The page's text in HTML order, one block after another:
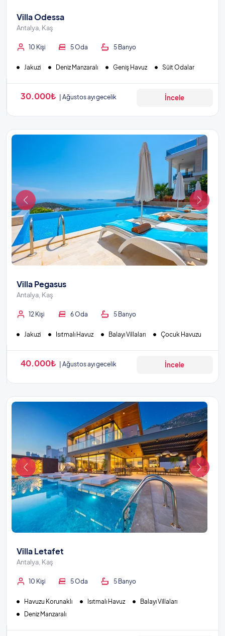
Villa Odessa
Antalya, Kaş
10 Kişi 5 Oda 5 Banyo
Jakuzi Deniz Manzaralı Geniş Havuz Süit Odalar
30.000₺ Ağustos ayı gecelik İncele
Villa Pegasus
Antalya, Kaş
12 Kişi 6 Oda 5 Banyo
Jakuzi Isıtmalı Havuz Balayı Villaları Çocuk Havuzu
40.000₺ Ağustos ayı gecelik İncele
Villa Letafet
Antalya, Kaş
10 Kişi 5 Oda 5 Banyo
Havuzu Korunaklı Isıtmalı Havuz
Balayı Villaları
Deniz Manzaralı